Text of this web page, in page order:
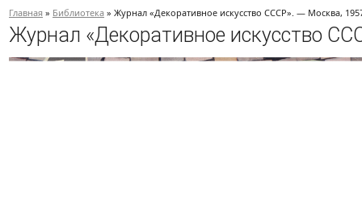
Главная » Библиотека » Журнал «Декоративное искусство СССР». — Москва,
Журнал «Декоративное искусство